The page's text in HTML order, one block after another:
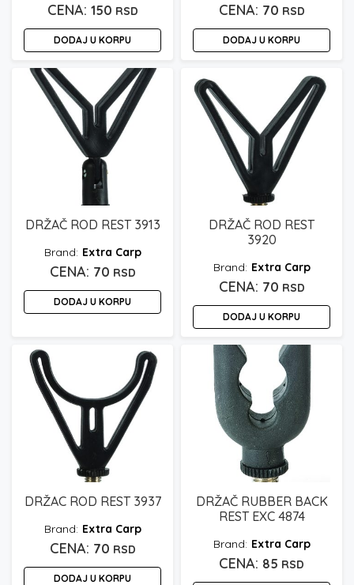
150 RSD
DODAJ U KORPU
70 RSD
DODAJ U KORPU
DRŽAČ ROD REST 3913
Extra Carp
70 RSD
DODAJ U KORPU
DRŽAČ ROD REST
3920
Extra Carp
70 RSD
DODAJ U KORPU
DRŽAC ROD REST 3937
Extra Carp
70 RSD
DODAJ U KORPU
DRŽAČ RUBBER BACK
REST EXC 4874
Extra Carp
85 RSD